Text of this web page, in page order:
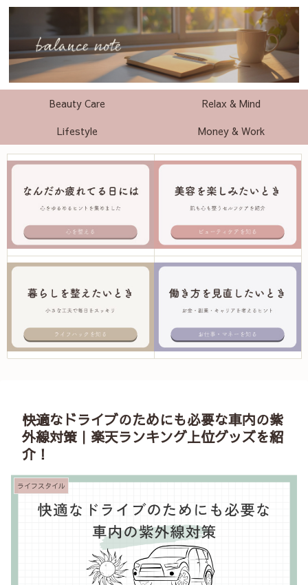
Beauty Care
Relax & Mind
Lifestyle
Money & Work
快適なドライブのためにも必要な車内の紫
外線対策｜楽天ランキング上位グッズを紹
介！
ライフスタイル